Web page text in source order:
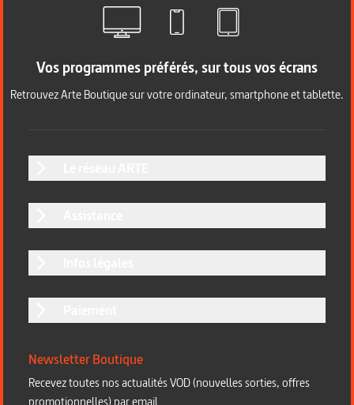
Vos programmes préférés, sur tous vos écrans
Retrouvez Arte Boutique sur votre ordinateur, smartphone et tablette.
Newsletter Boutique
Recevez toutes nos actualités VOD (nouvelles sorties, offres